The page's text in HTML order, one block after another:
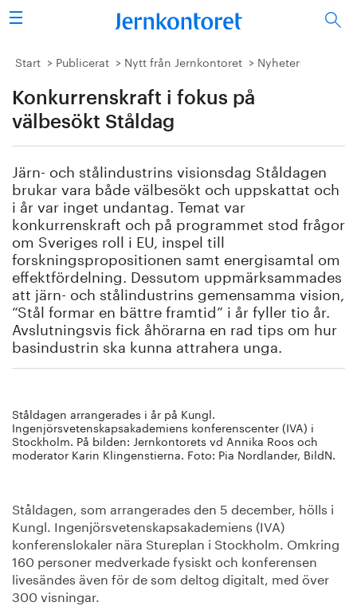
Sök
Stålindustrin
Vision 2050
Energi/miljö
Vi tycker
Publicerat
Bildbank
Om oss
Start Publicerat Nytt från Jernkontoret Nyheter
Konkurrenskraft i fokus på
välbesökt Ståldag
Järn- och stålindustrins visionsdag Ståldagen
brukar vara både välbesökt och uppskattat och
i år var inget undantag. Temat var
konkurrenskraft och på programmet stod frågor
om Sveriges roll i EU, inspel till
forskningspropositionen samt energisamtal om
effektfördelning. Dessutom uppmärksammades
att järn- och stålindustrins gemensamma vision,
“Stål formar en bättre framtid” i år fyller tio år.
Avslutningsvis fick åhörarna en rad tips om hur
basindustrin ska kunna attrahera unga.
Ståldagen arrangerades i år på Kungl.
Ingenjörsvetenskapsakademiens konferenscenter (IVA) i
Stockholm. På bilden: Jernkontorets vd Annika Roos och
moderator Karin Klingenstierna. Foto: Pia Nordlander, BildN.
Ståldagen, som arrangerades den 5 december, hölls i
Kungl. Ingenjörsvetenskapsakademiens (IVA)
konferenslokaler nära Stureplan i Stockholm. Omkring
160 personer medverkade fysiskt och konferensen
livesändes även för de som deltog digitalt, med över
300 visningar.